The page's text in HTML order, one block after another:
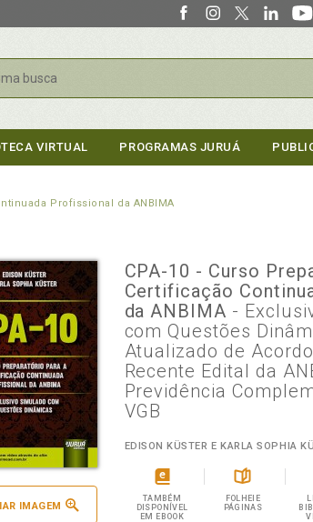
VIRTUAL PROGRAMAS JURUÁ
Profissional da ANBIMA
IMAGEM
CPA-10 - Curso
Certificação
da ANBIMA -
com Questões
Atualizado de
Recente Edital da
Previdência
VGB
EDISON KÜSTER E KARLA SOPHIA
TAMBÉM
DISPONÍVEL
EM EBOOK
FOLHEIE
PÁGINAS